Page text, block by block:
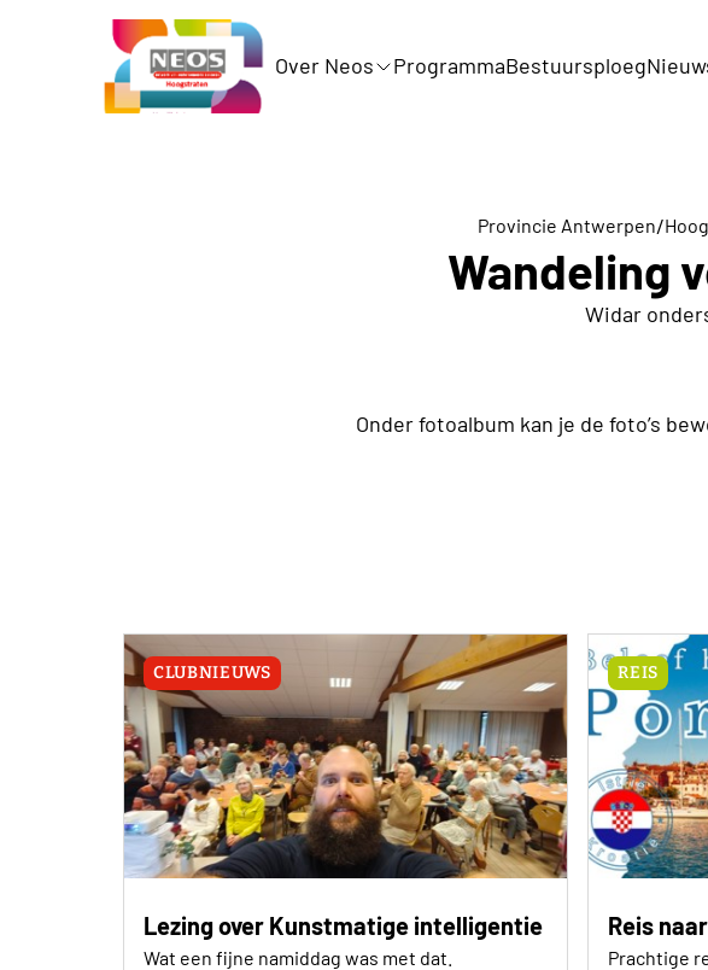
Over Neos ProgrammaBestuursploeg
Provincie Antwerpen/
Wandeling
Widar
Onder fotoalbum kan je de foto’s
CLUBNIEUWS
Lezing over Kunstmatige intelligentie
Wat een fijne namiddag was met dat.
REIS
Reis
Prachtige